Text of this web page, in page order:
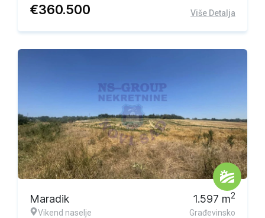
€360.500 Više Detalja
Maradik
Vikend naselje
1.597 m2
Građevinsko